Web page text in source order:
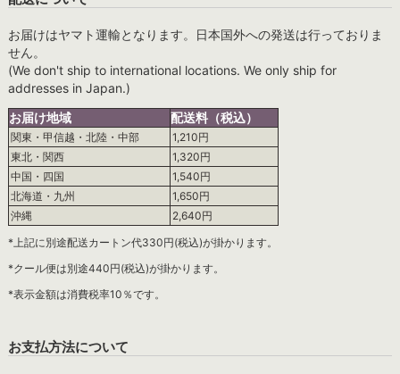
お届けはヤマト運輸となります。日本国外への発送は行っておりま
せん。
(We don't ship to international locations. We only ship for
addresses in Japan.)
お届け地域
配送料（税込）
関東・甲信越・北陸・中部
1,210円
東北・関西
1,320円
中国・四国
1,540円
北海道・九州
1,650円
沖縄
2,640円
*上記に別途配送カートン代330円(税込)が掛かります。
*クール便は別途440円(税込)が掛かります。
*表示金額は消費税率10％です。
お支払方法について